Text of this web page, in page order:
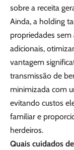
sobre a receita
Ainda, a holding
propriedades
adicionais,
vantagem
transmissão de
minimizada com
evitando custos
familiar e
herdeiros.
Quais cuidados